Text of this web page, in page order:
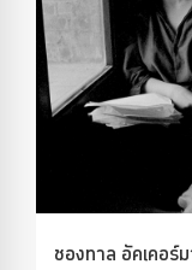
ชองทาล อัคเคอร์